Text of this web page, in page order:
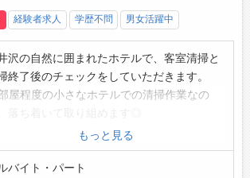
経験者求人 学歴不問 男女活躍中
沢の自然に囲まれたホテルで、客室清掃と
終了後のチェックをしていただきます。
屋程度の小さなホテルでの清掃作業なの
具体的な業務内容】
掃業務
風呂、洗面台、トイレなど水回りの清掃
もっと見る
バイト・パート